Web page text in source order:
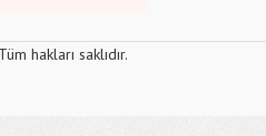
hakları saklıdır.